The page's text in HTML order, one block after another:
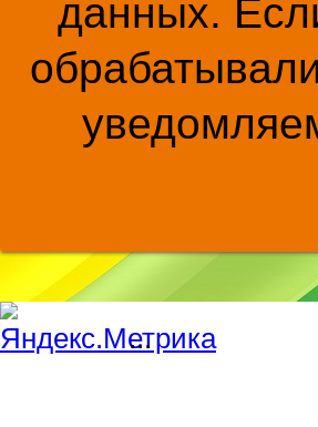
данных.
...